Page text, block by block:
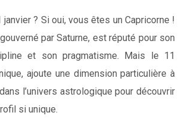
? Si oui, vous êtes un Capricorne !
par Saturne, est réputé pour son
et son pragmatisme. Mais le 11
ajoute une dimension particulière à
l’univers astrologique pour découvrir
si unique.